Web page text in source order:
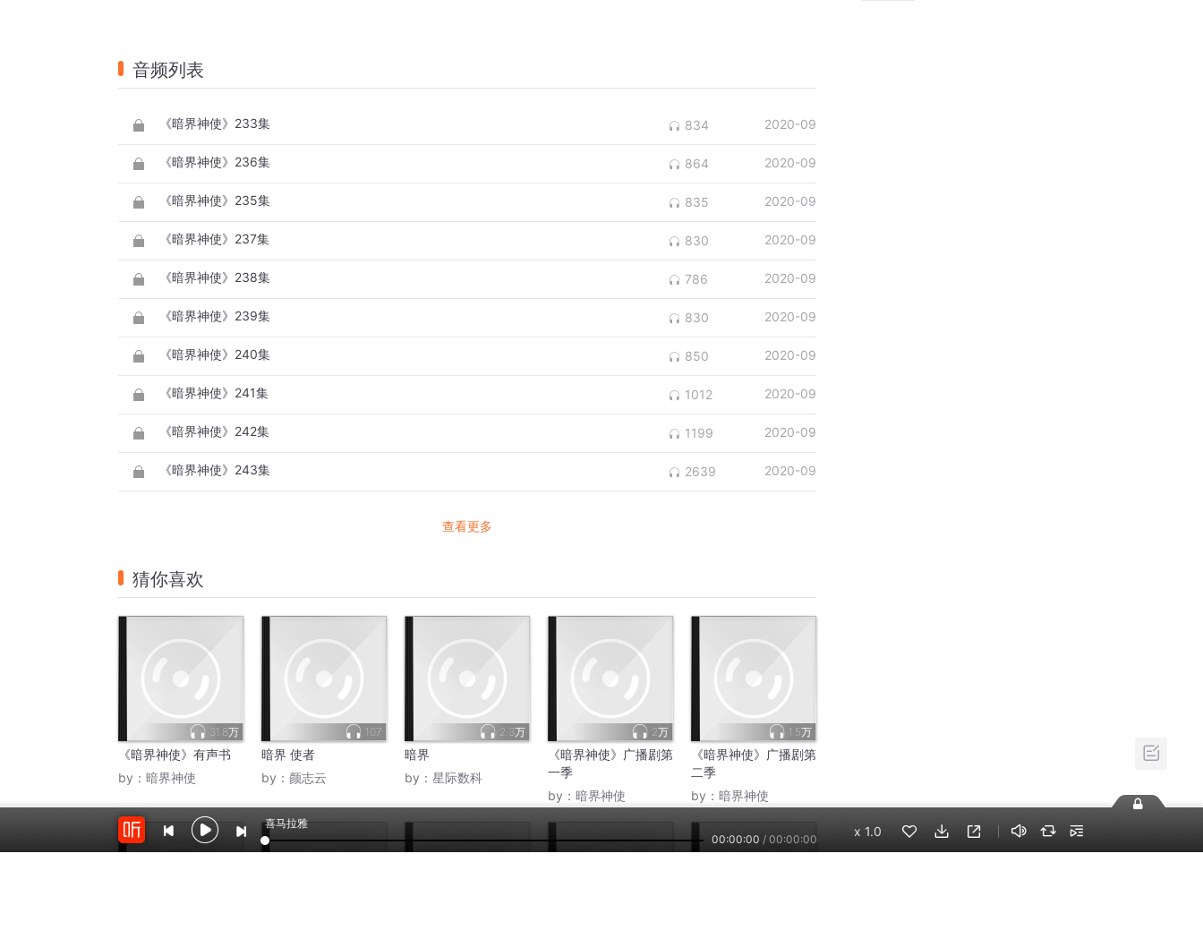
音频列表
《暗界神使》233集 834 2020-09
《暗界神使》236集 864 2020-09
《暗界神使》235集 835 2020-09
《暗界神使》237集 830 2020-09
《暗界神使》238集 786 2020-09
《暗界神使》239集 830 2020-09
《暗界神使》240集 850 2020-09
《暗界神使》241集 1012 2020-09
《暗界神使》242集 1199 2020-09
《暗界神使》243集 2639 2020-09
查看更多
猜你喜欢
31.8万
《暗界神使》有声书
by： 暗界神使
107
暗界 使者
by： 颜志云
2.3万
暗界
by： 星际数科
2万
《暗界神使》广播剧第
一季
by： 暗界神使
1.5万
《暗界神使》广播剧第
二季
by： 暗界神使
喜马拉雅
00:00:00 / 00:00:00
x 1.0